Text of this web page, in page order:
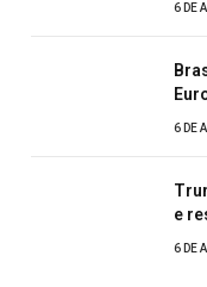
6 DE
6 DE
e
6 DE